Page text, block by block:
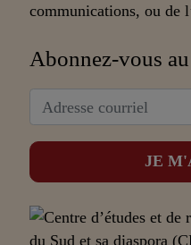
communications, ou de
Abonnez-vous